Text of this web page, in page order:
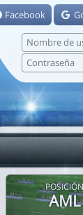
Facebook
POSICIÓN
AML